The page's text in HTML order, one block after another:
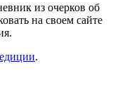
из очерков об
на своем сайте
.